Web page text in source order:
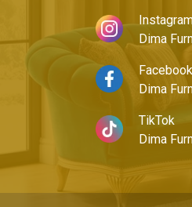
Dima
Facebook
Dima
TikTok
Dima